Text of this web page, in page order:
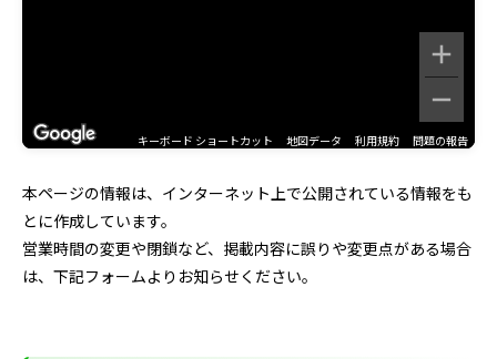
キーボード ショートカット 地図データ 利用規約 問題の報告
本ページの情報は、インターネット上で公開されている情報をも
とに作成しています。
営業時間の変更や閉鎖など、掲載内容に誤りや変更点がある場合
は、下記フォームよりお知らせください。